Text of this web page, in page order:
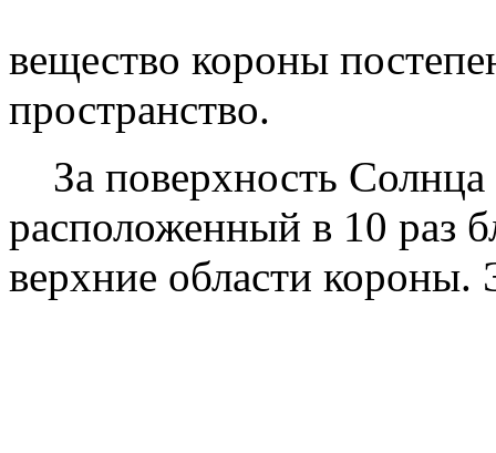
вещество короны
пространство.
За поверхность Солнца
расположенный в 10 раз
верхние области короны.